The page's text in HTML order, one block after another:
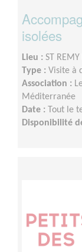
isolées
Lieu : ST
Type : Visite à
Association :
Méditerranée
Date : Tout le
Disponibilité